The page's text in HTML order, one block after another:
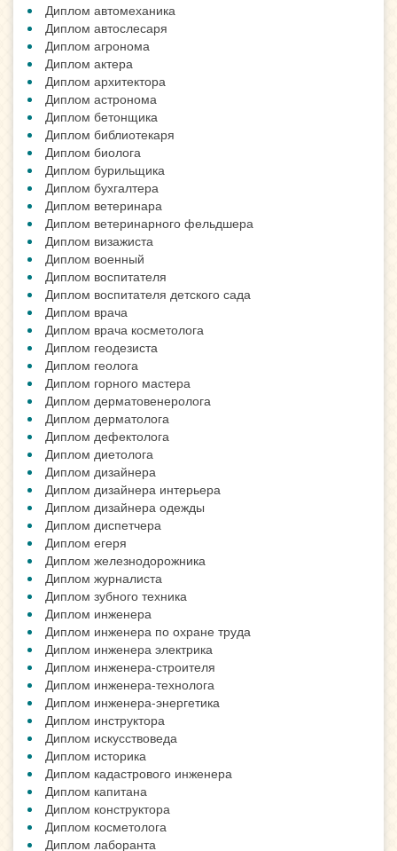
Диплом автомеханика
Диплом автослесаря
Диплом агронома
Диплом актера
Диплом архитектора
Диплом астронома
Диплом бетонщика
Диплом библиотекаря
Диплом биолога
Диплом бурильщика
Диплом бухгалтера
Диплом ветеринара
Диплом ветеринарного фельдшера
Диплом визажиста
Диплом военный
Диплом воспитателя
Диплом воспитателя детского сада
Диплом врача
Диплом врача косметолога
Диплом геодезиста
Диплом геолога
Диплом горного мастера
Диплом дерматовенеролога
Диплом дерматолога
Диплом дефектолога
Диплом диетолога
Диплом дизайнера
Диплом дизайнера интерьера
Диплом дизайнера одежды
Диплом диспетчера
Диплом егеря
Диплом железнодорожника
Диплом журналиста
Диплом зубного техника
Диплом инженера
Диплом инженера по охране труда
Диплом инженера электрика
Диплом инженера-строителя
Диплом инженера-технолога
Диплом инженера-энергетика
Диплом инструктора
Диплом искусствоведа
Диплом историка
Диплом кадастрового инженера
Диплом капитана
Диплом конструктора
Диплом косметолога
Диплом лаборанта